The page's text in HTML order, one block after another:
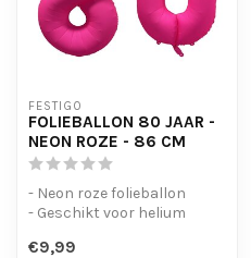
FESTIGO
FOLIEBALLON 80 JAAR -
NEON ROZE - 86 CM
- Neon roze folieballon
- Geschikt voor helium
op te...
€9,99